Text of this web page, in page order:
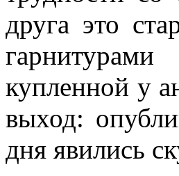
друга это
купленной у
выход:
дня явились